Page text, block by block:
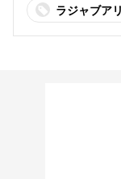
ラジャブア